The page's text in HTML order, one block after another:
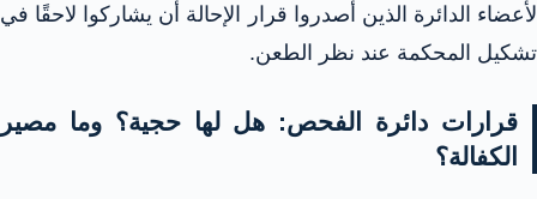
لأعضاء الدائرة الذين أصدروا قرار الإحالة أن يشاركوا لاحقًا في
تشكيل المحكمة عند نظر الطعن.
قرارات دائرة الفحص: هل لها حجية؟ وما مصير
الكفالة؟